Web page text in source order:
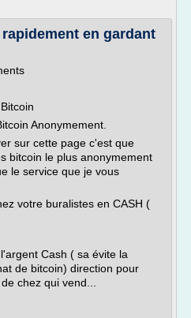
en gardant
Anonymement.
sur cette page c'est que
bitcoin le plus anonymement
le service que je vous
votre buralistes en CASH (
Cash ( sa évite la
de bitcoin) direction pour
chez qui vend...